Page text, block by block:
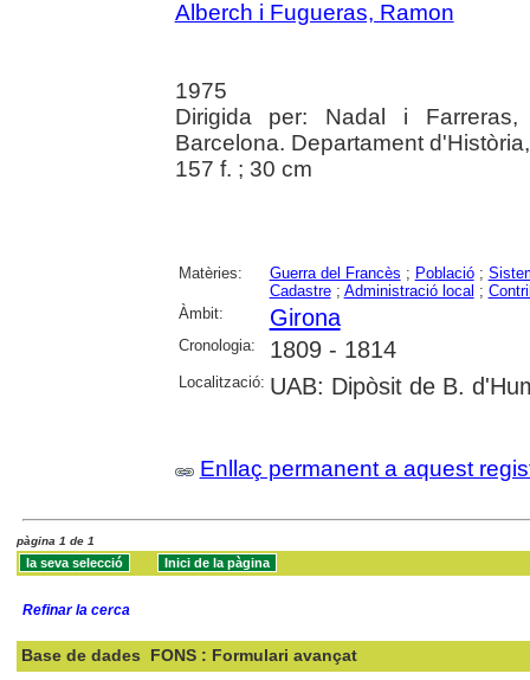
Alberch i Fugueras, Ramon
1975
Dirigida per: Nadal i Farreras,
Barcelona. Departament
157 f. ; 30 cm
Matèries: Guerra del Francès ; Població;
Cadastre; Administració local ;
Àmbit:
Girona
Cronologia: 1809 - 1814
Localització: UAB: Dipòsit de B.
Enllaç permanent a aquest
pàgina 1 de 1
Refinar la cerca
Base de dades FONS : Formulari avançat